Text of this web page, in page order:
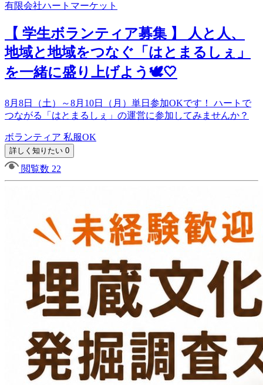
有限会社ハートマーケット
【 学生ボランティア募集 】 人と人、
地域と地域をつなぐ「はとまるしぇ」
を一緒に盛り上げよう🕊️🤍
8月8日（土）～8月10日（月）単日参加OKです！ ハートで
つながる「はとまるしぇ」の運営に参加してみませんか？
ボランティア 私服OK
詳しく知りたい 0
閲覧数 22